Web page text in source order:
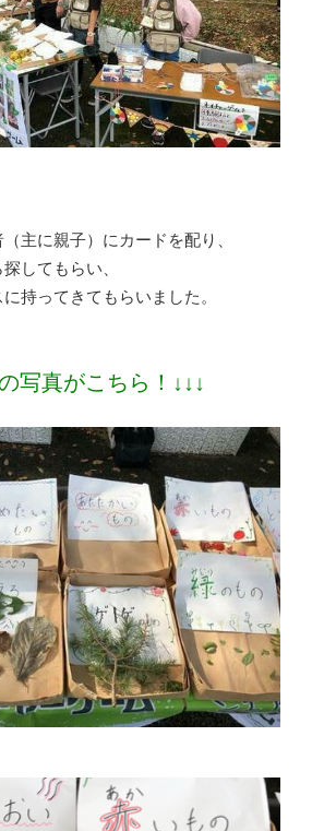
主に親子）にカードを配り、
してもらい、
持ってきてもらいました。
写真がこちら！↓↓↓